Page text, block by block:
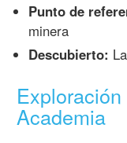
Punto de
minera
Descubierto:
Academia